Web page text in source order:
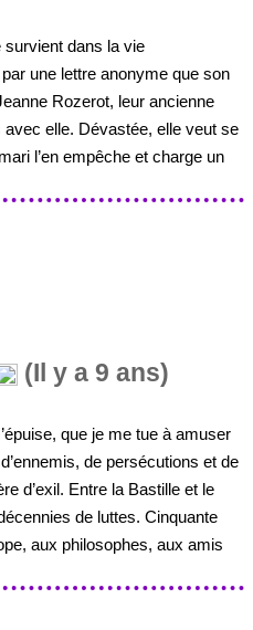
survient dans la vie
une lettre anonyme que son
Rozerot, leur ancienne
avec elle. Dévastée, elle veut se
l’en empêche et charge un
(Il y a 9 ans)
que je me tue à amuser
de persécutions et de
d’exil. Entre la Bastille et le
de luttes. Cinquante
aux philosophes, aux amis